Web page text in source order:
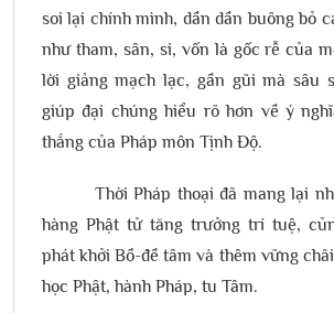
soi lại chính mình, dần dần buông bỏ
như tham, sân, si, vốn là gốc rễ của
lời giảng mạch lạc, gần gũi mà sâu
giúp đại chúng hiểu rõ hơn về ý
thắng của Pháp môn Tịnh Độ.
Thời Pháp thoại đã mang lại
hàng Phật tử tăng trưởng trí tuệ,
phát khởi Bồ-đề tâm và thêm vững
học Phật, hành Pháp, tu Tâm.